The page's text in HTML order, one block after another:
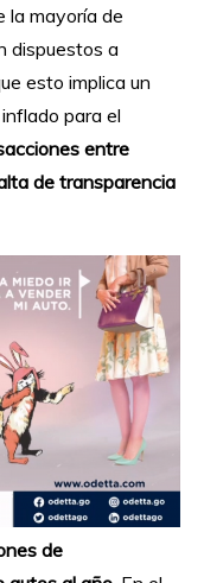
la mayoría de
dispuestos a
esto implica un
para el
entre
de transparencia
de